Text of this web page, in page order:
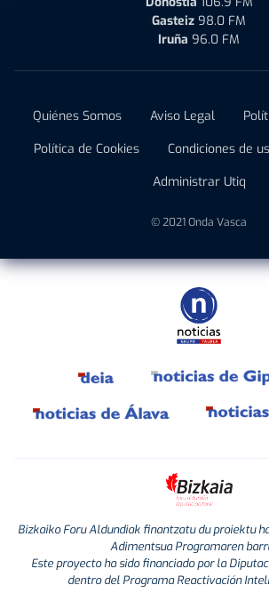
Gasteiz 98.0 FM
Iruña 96.0 FM
Quiénes Somos Aviso Legal
Política de Cookies
Condiciones de
Administrar Utiq
© 2021 Onda Vasca
Bizkaiko Foru Aldundiak finantzatu du proiektu
Adimentsua Programaren
Este proyecto ha sido financiado por la
dentro del Programa Reactivación